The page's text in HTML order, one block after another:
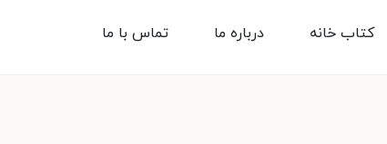
تماس با ما درباره ما کتاب خانه